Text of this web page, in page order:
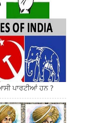
ਪਾਰਟੀਆਂ ਹਨ ?